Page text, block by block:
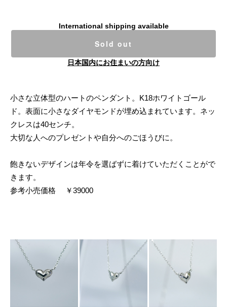
International shipping available
Sold out
日本国内にお住まいの方向け
小さな立体型のハートのペンダント。K18ホワイトゴール
ド。表面に小さなダイヤモンドが埋め込まれています。ネッ
クレスは40センチ。
大切な人へのプレゼントや自分へのごほうびに。
飽きないデザインは年令を選ばずに着けていただくことがで
きます。
参考小売価格 ￥39000